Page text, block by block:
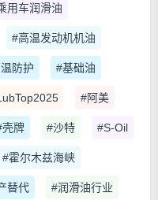
用车润滑油
#高温发动机机油
防护 #基础油
#阿美
壳牌 #沙特 #S-Oil
#霍尔木兹海峡
替代 #润滑油行业